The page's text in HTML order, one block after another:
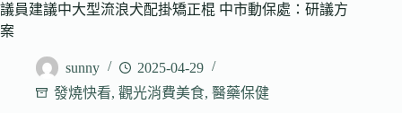
議員建議中大型流浪犬配掛矯正棍 中市動保處：研議方
案
sunny
2025-04-29
發燒快看, 觀光消費美食, 醫藥保健